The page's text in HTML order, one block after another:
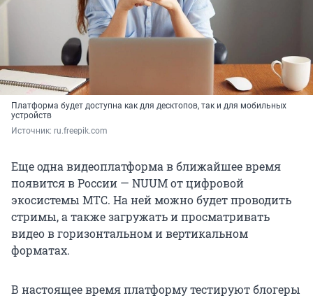
Платформа будет доступна как для десктопов, так и для мобильных
устройств
Источник: ru.freepik.com
Еще одна видеоплатформа в ближайшее время
появится в России — NUUM от цифровой
экосистемы МТС. На ней можно будет проводить
стримы, а также загружать и просматривать
видео в горизонтальном и вертикальном
форматах.
В настоящее время платформу тестируют блогеры